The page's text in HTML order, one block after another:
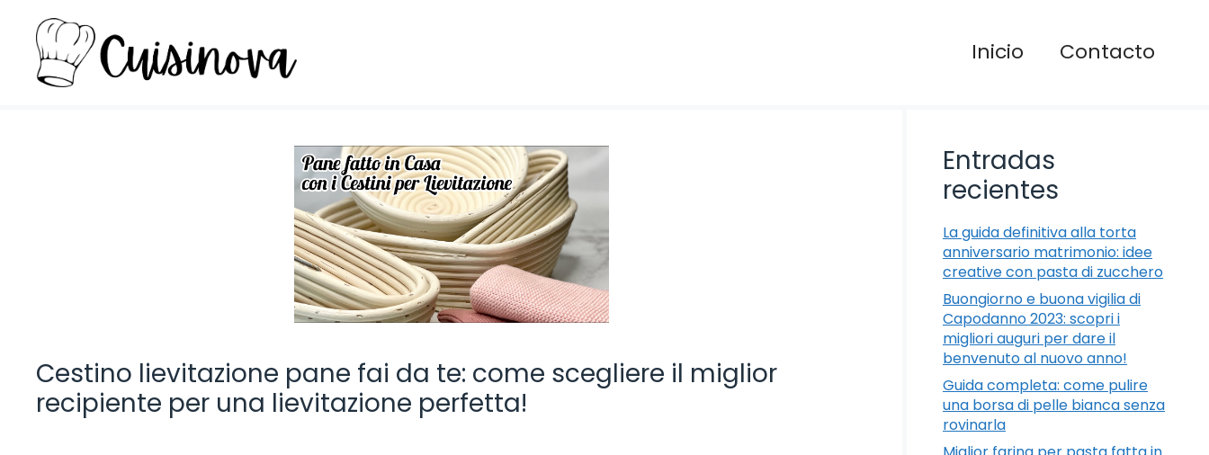
contenuto
Inicio Contacto
Cestino lievitazione pane fai da te: come scegliere il miglior
recipiente per una lievitazione perfetta!
Entradas
recientes
La guida definitiva alla torta
anniversario matrimonio: idee
creative con pasta di zucchero
Buongiorno e buona vigilia di
Capodanno 2023: scopri i
migliori auguri per dare il
benvenuto al nuovo anno!
Guida completa: come pulire
una borsa di pelle bianca senza
rovinarla